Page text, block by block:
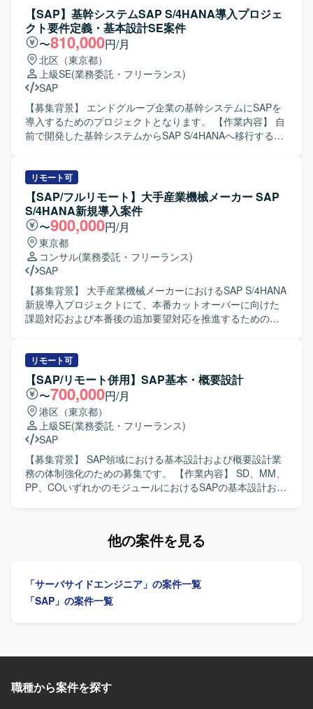
準機能とアドオン機能の両面から要件整理や設計・検証に
携わることで、上流工程から一連のプロセスを経験できる
点が魅力です。 【開発環境】 SAP S/4HANA環境上でのCO
およびPPモジュール、ABAPによるアドオン開発・デバッグ
を行う構成となっています。
のもとSAP標準機能を最大限活用した導入支援を行ってい
ただきます。現在の実現化フェーズにおいてSAP標準機能
のシステム試験を実施し、試験過程で発生した課題の検討
および対応、追加アドオン実装に関する支援をご担当いた
だきます。プロジェクトシステム、販売管理、管理会計と
いった各領域のコンサルタントとして、担当領域の要件を
踏まえた設定や検証、ユーザー対応を行っていただきま
す。 【求める人物像】 SAP導入プロジェクトにおける豊富
な経験を活かし、Fit to Standard方針を理解したうえで標準
機能の活用を主体的に推進していただける方を求めており
ましいです。ユーザーとのコミュニケーションを円滑に行
い、教育や説明も丁寧に対応していただける方を歓迎いた
します。 【ポジションの魅力】 製造業向けの大規模なSAP
S/4HANA導入プロジェクトに参画し、PS、SD、COといっ
た基幹領域でFit to Standard方針の導入を経験していただけ
ます。実現化フェーズでのシステム試験や追加アドオン実
装を通じて、標準機能と業務要件のフィット＆ギャップを
深く理解しながら、上流から下流まで一貫した導入プロセ
スに関わることができます。 【開発環境】 SAP S/4HANA
環境において、PS、SD、CO各モジュールを中心に標準機
能および追加アドオンを活用したシステム構築を行ってお
【SAP】基幹システムSAP S/4HANA導入プロジェ
クト要件定義・基本設計SE案件
〜810,000円/月
北区（東京都）
上級SE(業務委託・フリーランス)
SAP
【募集背景】 エンドグループ企業の基幹システムにSAPを
導入するためのプロジェクトとなります。 【作業内容】 自
前で開発した基幹システムからSAP S/4HANAへ移行するに
ーションを取りながら主体的に要件整理と設計を進めてい
ただける方を求めております。 【ポジションの魅力】 基幹
システム全体のSAP導入プロジェクトに上流工程から参画
でき、販売管理や購買管理／在庫管理領域での業務知見と
SAPスキルを高めていただけます。 【開発環境】 SAP
S/4HANAを中心とした基幹システム環境となります。
リモート可
【SAP/フルリモート】大手産業機械メーカー SAP
S/4HANA新規導入案件
〜900,000円/月
東京都
コンサル(業務委託・フリーランス)
SAP
【募集背景】 大手産業機械メーカーにおけるSAP S/4HANA
新規導入プロジェクトにて、本番カットオーバーに向けた
課題対応および本番後の追加要望対応を推進するための人
や課題対応の調査・機能検証を行っていただきます。 仕様
変更内容を整理し、開発者への指示および受入テストを実
施していただきます。 データ移行関連作業を担当していた
だきます。 上記作業を進めるうえでの顧客との打ち合わせ
に参加し、業務内容や課題の整理を行っていただきます。
本番カットオーバーに向けた課題・追加要望対応および本
番カットオーバー後の追加要望対応フェーズにおける業務
を継続してご対応いただきます。 【求める人物像】 顧客と
直接会話しながら業務を進めることができ、報告・連絡・
相談を適切に行っていただける方を求めております。 SAP
対応いただける方にご活躍いただきたいと考えておりま
オーバー前後の重要なフェーズに携わることができます。
MM領域における業務知識とSAPのスキルを高めながら、顧
す。 【開発環境】 SAP S/4HANA（MMモジュール）、アド
す。
リモート可
【SAP/リモート併用】SAP基本・概要設計
〜700,000円/月
港区（東京都）
上級SE(業務委託・フリーランス)
SAP
【募集背景】 SAP領域における基本設計および概要設計業
務の体制強化のための募集です。 【作業内容】 SD、MM、
PP、COいずれかのモジュールにおけるSAPの基本設計およ
滑で、関係者との調整や情報共有を主体的に行っていただ
ョンの魅力】 SAPの主要モジュールであるSD、MM、PP、
COのいずれかにおいて、上流工程に深く関与できる案件で
MM、PP、CO各モジュールの基本設計および概要設計を実
他の案件を見る
「サーバサイドエンジニア」の案件一覧
「SAP」の案件一覧
職種から案件を探す